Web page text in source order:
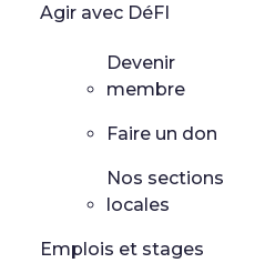
Agir avec DéFI
Devenir
membre
Faire un don
Nos sections
locales
Emplois et stages